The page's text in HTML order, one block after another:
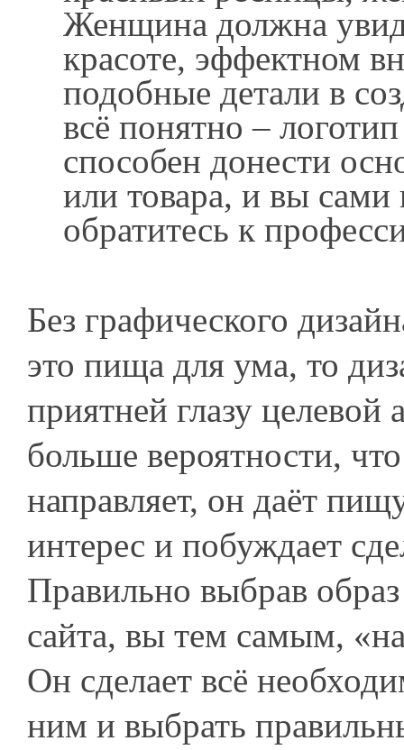
Женщина должна
красоте, эффектном
подобные детали в
всё понятно –
способен донести
или товара, и вы сами
обратитесь к
Без графического
это пища для ума, то
приятней глазу
больше вероятности,
направляет, он даёт
интерес и побуждает
Правильно выбрав
сайта, вы тем самым,
Он сделает всё
ним и выбрать